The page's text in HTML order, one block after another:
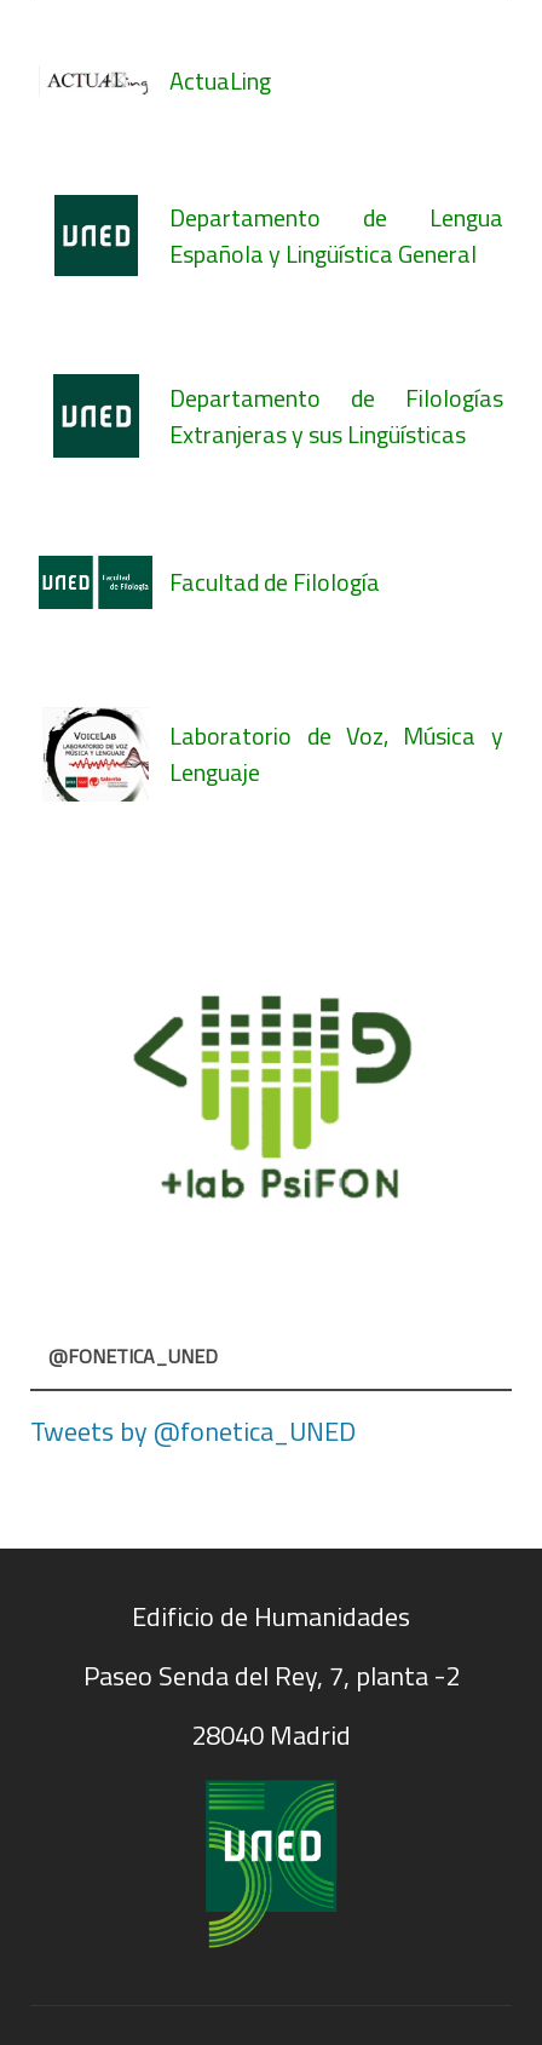
ActuaLing
Departamento de Lengua
Española y Lingüística General
Departamento de Filologías
Extranjeras y sus Lingüísticas
Facultad de Filología
Laboratorio de Voz, Música y
Lenguaje
@FONETICA_UNED
Tweets by @fonetica_UNED
Edificio de Humanidades
Paseo Senda del Rey, 7, planta -2
28040 Madrid